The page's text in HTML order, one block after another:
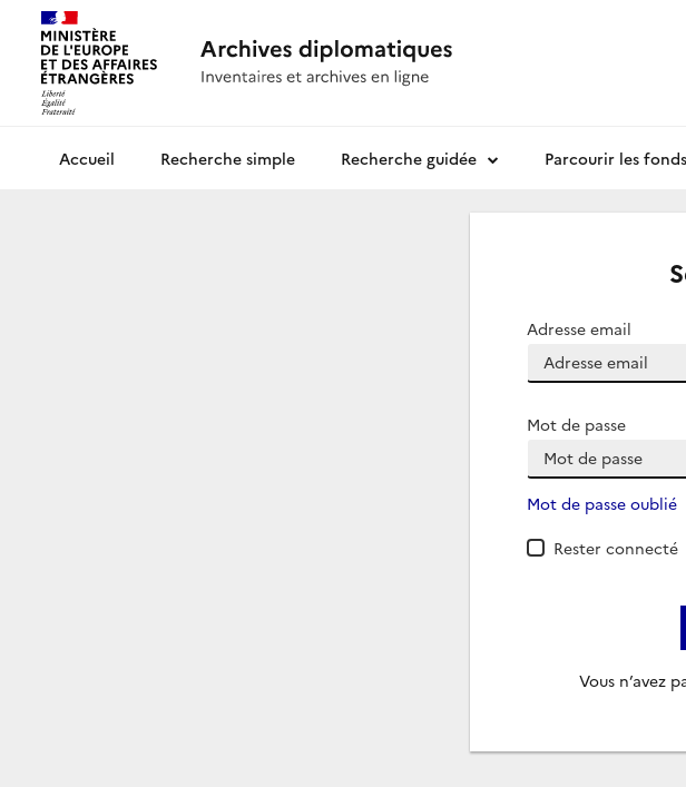
Archives diplomatiquesRecherche simple Recherche guidée Parcourir les fonds
Adresse email
Mot de passe
Mot de passe oublié
Rester connecté
Vous n’avez